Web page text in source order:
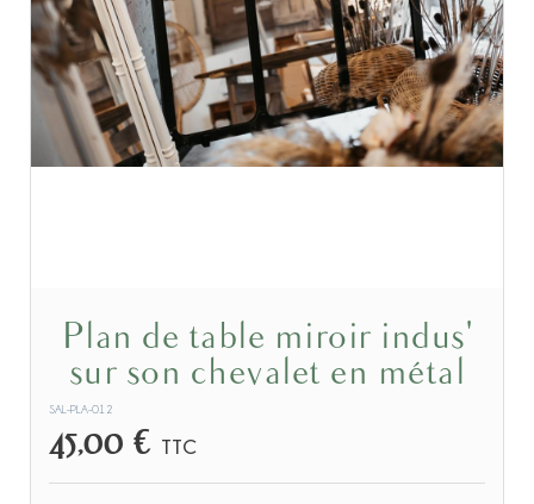
Plan de table miroir indus'
sur son chevalet en métal
SAL-PLA-012
45,00 € TTC